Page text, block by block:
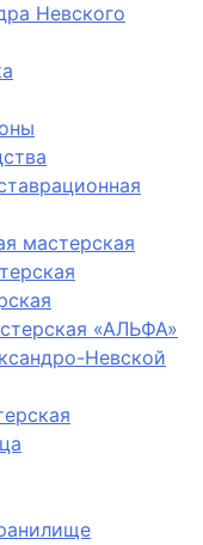
Невского
мастерская
«АЛЬФА»
Невской